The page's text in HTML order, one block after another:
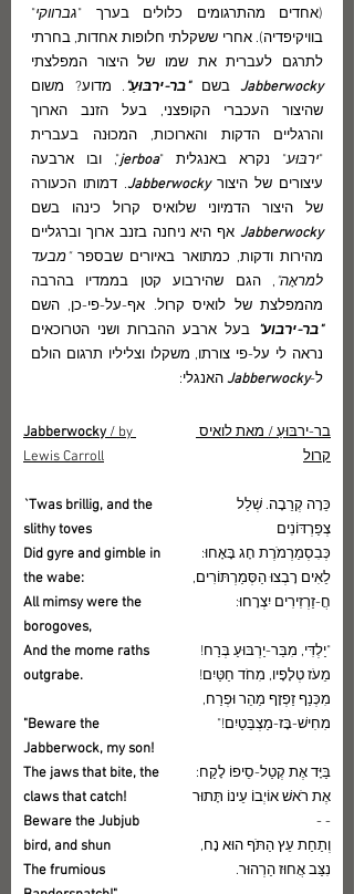
(אחדים מהתרגומים כלולים בערך "גברווקי
לתרגם לעברית את שמו של היצור המפלצתי
Jabberwocky בשם "בר-ירבּוּעַ"
"ירבּוּע" נקרא באנגלית "jerboa
עיצורים של היצור Jabberwocky
של היצור הדמיוני שלואיס קרול כינהו בשם
Jabberwocky
מהירות ודקות, כמתואר באיורים שבספר
למראָה"
מהמפלצת של לואיס קרול. אף-על-פי-כן, השם
"בר-ירבוע"
ל-Jabberwocky האנגלי:
בר-ירבּוּעַ / מאת לואיס
קרול
כֵּרָה קְרֵבָה. שְׁלַל
צְפַרְדּוֹנִים
כְּבִסְמַרְמֹרֶת חָג בָּאָחוּ:
לֵאִים רָבְצוּ הַסְּמַרְתּוֹרִים,
חֲ-זַרְזִירִים יִצְרָחוּ:
"יַלְדִּי, מִבַּר-יַרְבּוּעַ בְּרַח!
מֵעֹז טְלָפָיו, מִחֹד חַטַּיִם!
מִכְּנַף זַפְזָף מַהֵר וּפְרַח,
מִחִישׁ-בָּז-מַצְבֵּטַיִם!"
בַּיָּד אֶת קְטַל-סֵיפוֹ לָקַח:
אֶת רֹאשׁ אוֹיְבוֹ עֵינוֹ תָּתוּר
- -
וְתַחַת עֵץ הַתֹּף הוּא נָח,
נִצַּב אֲחוּז הַרְהוּר.
Jabberwocky / by
Lewis Carroll
`Twas brillig, and the
slithy toves
Did gyre and gimble in
the wabe:
All mimsy were the
borogoves,
And the mome raths
outgrabe.
"Beware the
Jabberwock, my son!
The jaws that bite, the
claws that catch!
Beware the Jubjub
bird, and shun
The frumious